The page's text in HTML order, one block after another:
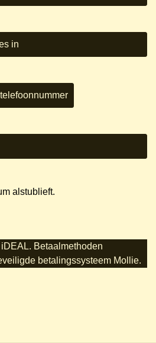
alstublieft.
Betaalmethoden
betalingssysteem Mollie.